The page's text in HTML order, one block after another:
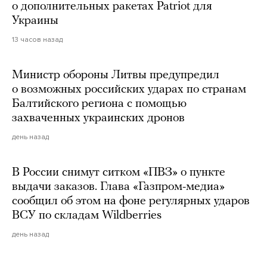
о дополнительных ракетах Patriot для
Украины
13 часов назад
Министр обороны Литвы предупредил
о возможных российских ударах по странам
Балтийского региона с помощью
захваченных украинских дронов
день назад
В России снимут ситком «ПВЗ» о пункте
выдачи заказов. Глава «Газпром-медиа»
сообщил об этом на фоне регулярных ударов
ВСУ по складам Wildberries
день назад